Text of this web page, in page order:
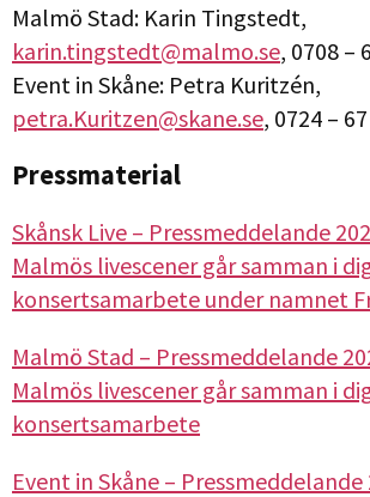
Malmö Stad: Karin Tingstedt,
karin.tingstedt@malmo.se, 0708 –
Event in Skåne: Petra Kuritzén,
petra.Kuritzen@skane.se, 0724 –
Pressmaterial
Skånsk Live – Pressmeddelande
Malmös livescener går samman i
konsertsamarbete under namnet
Malmö Stad – Pressmeddelande
Malmös livescener går samman i
konsertsamarbete
Event in Skåne – Pressmeddelande